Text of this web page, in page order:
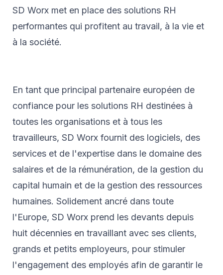
SD Worx met en place des solutions RH
performantes qui profitent au travail, à la vie et
à la société.
En tant que principal partenaire européen de
confiance pour les solutions RH destinées à
toutes les organisations et à tous les
travailleurs, SD Worx fournit des logiciels, des
services et de l'expertise dans le domaine des
salaires et de la rémunération, de la gestion du
capital humain et de la gestion des ressources
humaines. Solidement ancré dans toute
l'Europe, SD Worx prend les devants depuis
huit décennies en travaillant avec ses clients,
grands et petits employeurs, pour stimuler
l'engagement des employés afin de garantir le